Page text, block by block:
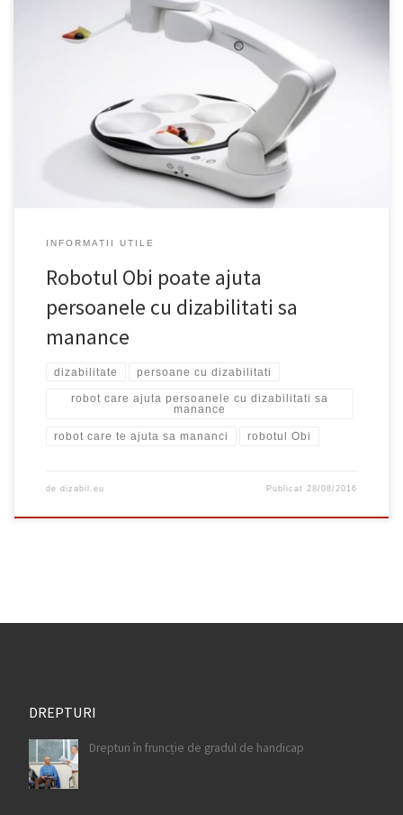
Compania Desing din Danemarca a creat robotul Obi pentru a
ajuta acele persoane cu dizabilitati care au mobilitate redusa la
nivelul membrelor superioare sa manance fara a depinde de
ajutorul altei persoane. Robotul Obi are nevoie sa fie setat si sa i
se spele instrumentele folosite. El […]
INFORMATII UTILE
Robotul Obi poate ajuta
persoanele cu dizabilitati sa
manance
dizabilitate persoane cu dizabilitati
robot care ajuta persoanele cu dizabilitati sa
manance
robot care te ajuta sa mananci robotul Obi
de dizabil.eu Publicat28/08/2016
DREPTURI
Drepturi în fruncție de gradul de handicap